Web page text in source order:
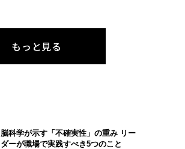
もっと見る
脳科学が示す「不確実性」の重み リー
ダーが職場で実践すべき5つのこと